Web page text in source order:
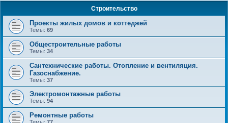
и
с
Строительство
Проекты жилых домов и коттеджей
Темы: 69
Общестроительные работы
Темы: 34
Сантехнические работы. Отопление и вентиляция.
Газоснабжение.
Темы: 37
Электромонтажные работы
Темы: 94
Ремонтные работы